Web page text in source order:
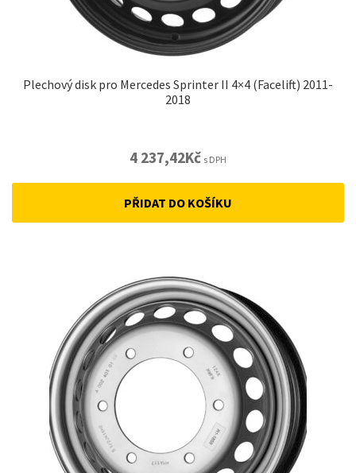
Plechový disk pro Mercedes Sprinter II 4×4 (Facelift) 2011-
2018
4 237,42Kč s DPH
PŘIDAT DO KOŠÍKU